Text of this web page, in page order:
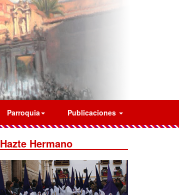
Parroquia Publicaciones
Hazte Hermano